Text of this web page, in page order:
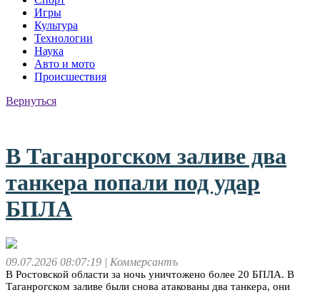
Игры
Культура
Технологии
Наука
Авто и мото
Происшествия
Вернуться
В Таганрогском заливе два
танкера попали под удар
БПЛА
09.07.2026 08:07:19 | Коммерсантъ
В Ростовской области за ночь уничтожено более 20 БПЛА. В
Таганрогском заливе были снова атакованы два танкера, они